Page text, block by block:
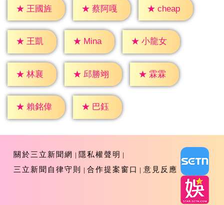
★ 王國旌 ★ 蔡阿嘎 ★ cheap
★ 王凱 ★ Mina ★ 小龍女
★ 林襄 ★ 邱勝翊 ★ 霖霖
★ 賴銘偉 ★ 巴鈺
關於三立新聞網
隱私權聲明
三立新聞自律守則
合作提案窗口 意見反應